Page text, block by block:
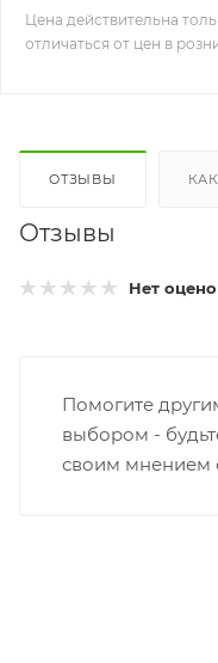
Цена действительна
отличаться от цен в
ОТЗЫВЫ
Отзывы
Нет
Помогите
выбором -
своим мнением